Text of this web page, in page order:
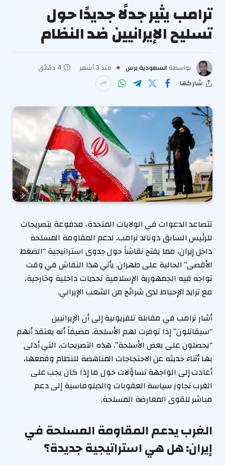
ترامب يثير جدلًا جديدًا حول
تسليح الإيرانيين ضد النظام
بواسطة السعودية برس منذ 3 أشهر
4 دقائق
شاركها
تتصاعد الدعوات في الولايات المتحدة، مدفوعة بتصريحات
للرئيس السابق دونالد ترامب، لدعم المقاومة المسلحة
داخل إيران، مما يفتح نقاشاً حول جدوى استراتيجية “الضغط
الأقصى” الحالية على طهران. يأتي هذا النقاش في وقت
تواجه فيه الجمهورية الإسلامية تحديات داخلية وخارجية،
مع تزايد الإحباط لدى شرائح من الشعب الإيراني.
أشار ترامب في مقابلة تلفزيونية إلى أن الإيرانيين
“سيقاتلون” إذا توفرت لهم الأسلحة، مضيفاً أنه يعتقد أنهم
“يحصلون على بعض الأسلحة”. هذه التصريحات، التي أدلى
بها أثناء حديثه عن الاحتجاجات المناهضة للنظام وقمعها،
أعادت إلى الواجهة تساؤلات حول ما إذا كان يجب على
الغرب تجاوز سياسة العقوبات والدبلوماسية إلى دعم
مباشر للقوى المعارضة المسلحة.
الغرب يدعم المقاومة المسلحة في
إيران: هل هي استراتيجية جديدة؟